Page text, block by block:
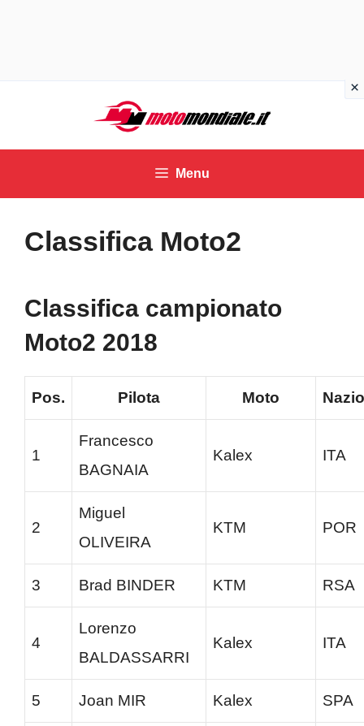
contenuto
Menu
Classifica Moto2
Classifica campionato
Moto2 2018
Pos. Pilota Moto
1
Francesco
BAGNAIA
Kalex ITA
2
Miguel
OLIVEIRA
KTM POR
3 Brad BINDER KTM RSA
4
Lorenzo
BALDASSARRI
Kalex ITA
5 Joan MIR Kalex SPA